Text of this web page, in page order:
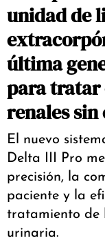
unidad de
última
para tratar
renales
El nuevo
Delta III Pro
precisión, la
paciente y la
tratamiento de
urinaria.